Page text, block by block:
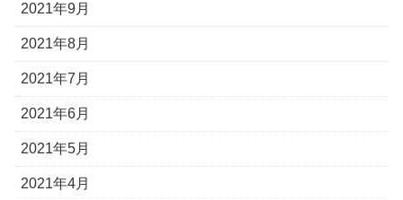
2021年9月
2021年8月
2021年7月
2021年6月
2021年5月
2021年4月